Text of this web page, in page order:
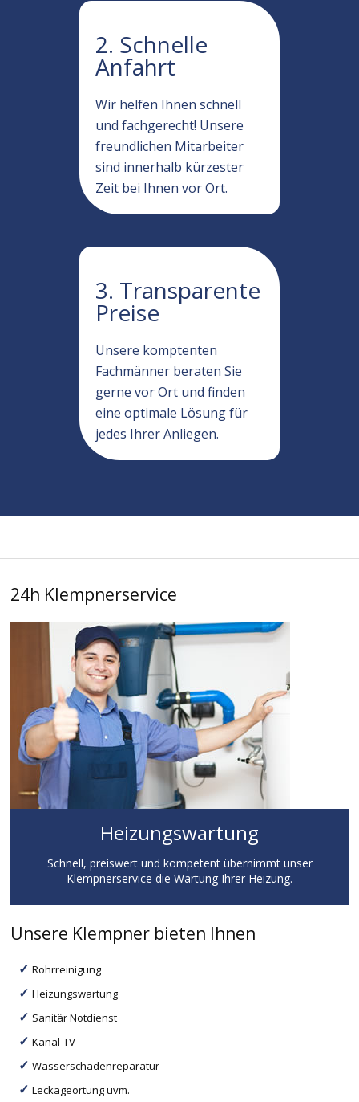
2. Schnelle
Anfahrt
Wir helfen Ihnen schnell
und fachgerecht! Unsere
freundlichen Mitarbeiter
sind innerhalb kürzester
Zeit bei Ihnen vor Ort.
3. Transparente
Preise
Unsere komptenten
Fachmänner beraten Sie
gerne vor Ort und finden
eine optimale Lösung für
jedes Ihrer Anliegen.
24h Klempnerservice
Heizungswartung
Schnell, preiswert und kompetent übernimmt unser
Klempnerservice die Wartung Ihrer Heizung.
Unsere Klempner bieten Ihnen
Rohrreinigung
Heizungswartung
Sanitär Notdienst
Kanal-TV
Wasserschadenreparatur
Leckageortung uvm.